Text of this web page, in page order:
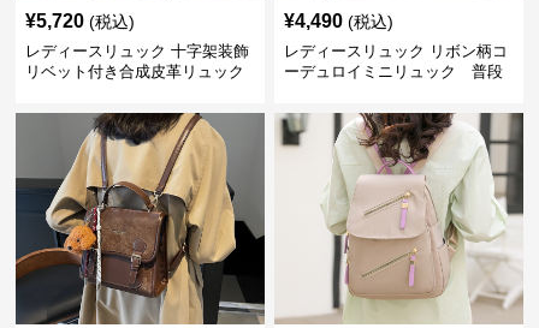
¥5,720 (税込)
レディースリュック 十字架装飾
リベット付き合成皮革リュック
¥4,490 (税込)
レディースリュック リボン柄コ
ーデュロイミニリュック 普段